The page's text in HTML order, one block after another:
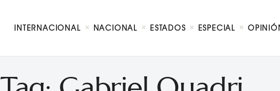
INTERNACIONAL NACIONAL ESTADOS ESPECIAL
Nacional
Especial
Contacto